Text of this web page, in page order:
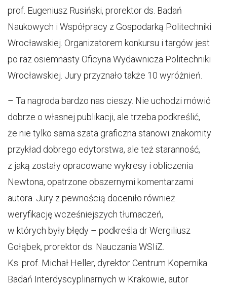
prof. Eugeniusz Rusiński, prorektor ds. Badań
Naukowych i Współpracy z Gospodarką Politechniki
Wrocławskiej. Organizatorem konkursu i targów jest
po raz osiemnasty Oficyna Wydawnicza Politechniki
Wrocławskiej. Jury przyznało także 10 wyróżnień.
– Ta nagroda bardzo nas cieszy. Nie uchodzi mówić
dobrze o własnej publikacji, ale trzeba podkreślić,
że nie tylko sama szata graficzna stanowi znakomity
przykład dobrego edytorstwa, ale też staranność,
z jaką zostały opracowane wykresy i obliczenia
Newtona, opatrzone obszernymi komentarzami
autora. Jury z pewnością doceniło również
weryfikację wcześniejszych tłumaczeń,
w których były błędy – podkreśla dr Wergiliusz
Gołąbek, prorektor ds. Nauczania WSIiZ.
Ks. prof. Michał Heller, dyrektor Centrum Kopernika
Badań Interdyscyplinarnych w Krakowie, autor